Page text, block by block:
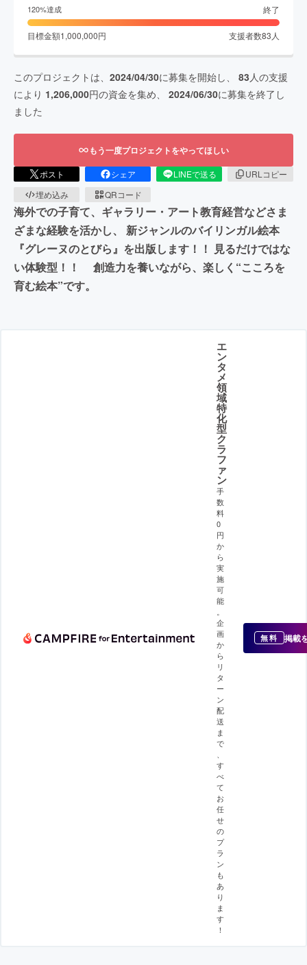
120%達成 終了
目標金額1,000,000円 支援者数83 人
このプロジェクトは、 2024/04/30に募集を開始し、 83 人の支援
により 1,206,000円の資金を集め、 2024/06/30に募集を終了し
ました
もう一度プロジェクトをやってほしい
ポスト シェア LINEで送る
URLコピー
埋め込み
QRコード
海外での子育て、ギャラリー・アート教育経営などさま
ざまな経験を活かし、 新ジャンルのバイリンガル絵本
『グレーヌのとびら』を出版します！！ 見るだけではな
い体験型！！ 創造力を養いながら、楽しく“こころを
育む絵本”です。
エ
ン
タ
メ
領
域
特
化
型
ク
ラ
フ
ァ
ン
手
数
料
0
円
か
ら
実
施
可
能
企
画
か
ら
リ
タ
ー
ン
配
送
ま
で
す
べ
て
お
任
せ
の
プ
ラ
ン
も
あ
り
ま
す
！
無料 掲載